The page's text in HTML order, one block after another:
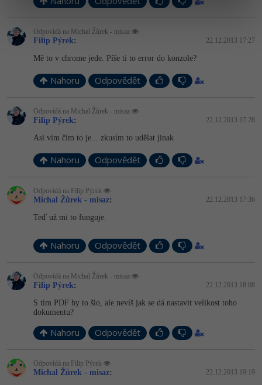
Odpovídá na Michal Žůrek - misaz
Filip Pýrek: 22.12.2013 17:27
Mě to v chrome jede. Píše ti to error do konzole?
Nahoru Odpovědět
Odpovídá na Michal Žůrek - misaz
Filip Pýrek: 22.12.2013 17:28
Asi vím čím to je... zkusím to udělat jinak
Nahoru Odpovědět
Odpovídá na Filip Pýrek
Michal Žůrek - misaz: 22.12.2013 17:36
Teď už mi to funguje.
Nahoru Odpovědět
Odpovídá na Michal Žůrek - misaz
Filip Pýrek: 22.12.2013 18:08
S tím PDF by to šlo, ale nevíš jak se dá nastavit velikost toho
dokumentu?
Nahoru Odpovědět
Odpovídá na Filip Pýrek
Michal Žůrek - misaz: 22.12.2013 19:19